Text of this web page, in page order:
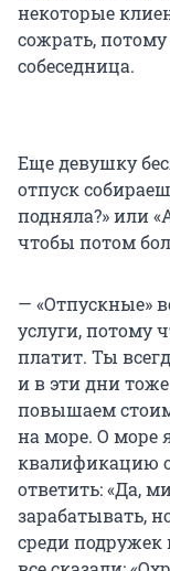
некоторые
сожрать,
собеседница.
Еще девушку
отпуск
подняла?» или
чтобы потом
— «Отпускные»
услуги, потому
платит. Ты
и в эти дни
повышаем
на море. О море
квалификацию
ответить: «Да,
зарабатывать,
среди подружек